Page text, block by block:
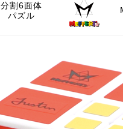
分割6面体
パズル